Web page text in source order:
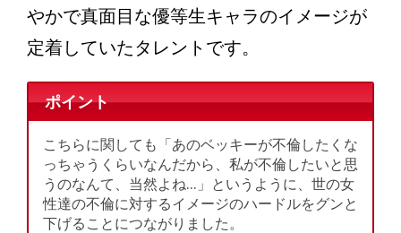
やかで真面目な優等生キャラのイメージが
定着していたタレントです。
ポイント
こちらに関しても「あのベッキーが不倫したくな
っちゃうくらいなんだから、私が不倫したいと思
うのなんて、当然よね…」というように、世の女
性達の不倫に対するイメージのハードルをグンと
下げることにつながりました。